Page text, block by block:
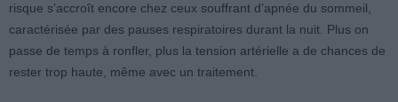
risque s’accroît encore chez ceux souffrant d’apnée du sommeil,
caractérisée par des pauses respiratoires durant la nuit. Plus on
passe de temps à ronfler, plus la tension artérielle a de chances de
rester trop haute, même avec un traitement.